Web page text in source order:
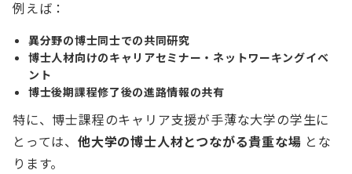
例えば：
異分野の博士同士での共同研究
博士人材向けのキャリアセミナー・ネットワーキングイベ
ント
博士後期課程修了後の進路情報の共有
特に、博士課程のキャリア支援が手薄な大学の学生に
とっては、 他大学の博士人材とつながる貴重な場 とな
ります。